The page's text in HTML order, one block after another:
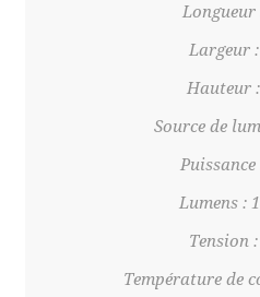
Longueur
Largeur
Hauteur
Source de
Lumens :
Tension
Température de